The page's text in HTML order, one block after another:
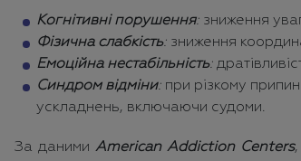
Когнітивні порушення: зниження
Фізична слабкість: зниження
Емоційна нестабільність:
Синдром відміни: при різкому
ускладнень, включаючи судоми.
За данимиAmerican Addiction Centers